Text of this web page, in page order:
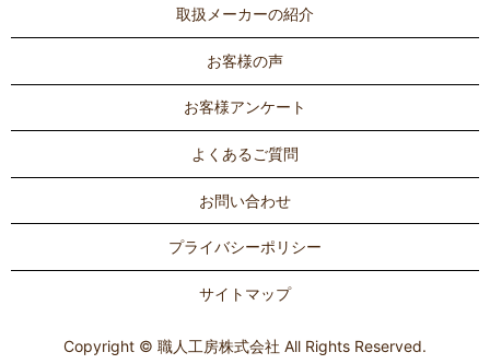
取扱メーカーの紹介
お客様の声
お客様アンケート
よくあるご質問
お問い合わせ
プライバシーポリシー
サイトマップ
Copyright © 職人工房株式会社 All Rights Reserved.